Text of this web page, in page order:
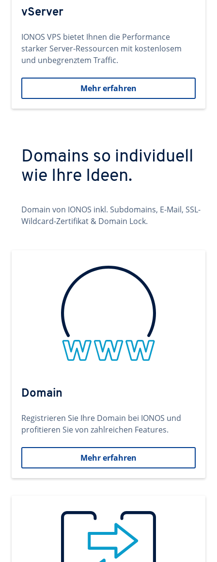
vServer
IONOS VPS bietet Ihnen die Performance
starker Server-Ressourcen mit kostenlosem
und unbegrenztem Traffic.
Mehr erfahren
Domains so individuell
wie Ihre Ideen.
Domain von IONOS inkl. Subdomains, E-Mail, SSL-
Wildcard-Zertifikat & Domain Lock.
Domain
Registrieren Sie Ihre Domain bei IONOS und
profitieren Sie von zahlreichen Features.
Mehr erfahren